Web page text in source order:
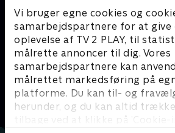
Vi bruger egne cookies og
samarbejdspartnere for at give
oplevelse af TV 2 PLAY, til
målrette annoncer til dig. Vores
samarbejdspartnere kan
målrettet markedsføring på
platforme. Du kan til- og
herunder, og du kan altid
tilbage ved at klikke på ’Cookie-
Kommissær Dupin
Krimi & Spænding • 1 sæsoner